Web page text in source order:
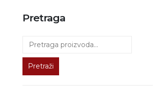
Pretraga
Pretraži